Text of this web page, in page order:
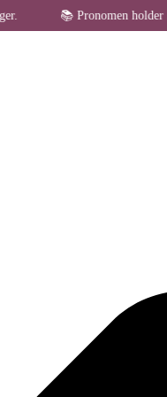
Administrer samtykke til
Pronomen holder